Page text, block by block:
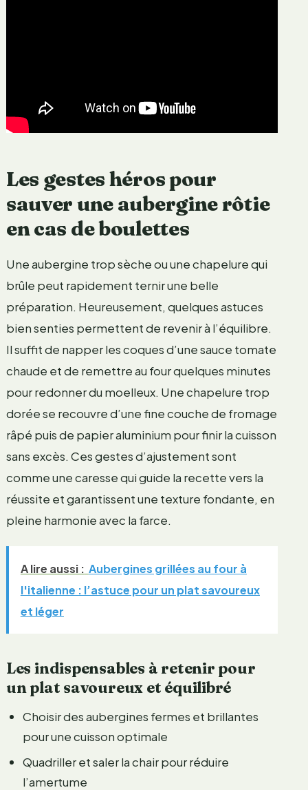
Les gestes héros pour
sauver une aubergine rôtie
en cas de boulettes
Une aubergine trop sèche ou une chapelure qui
brûle peut rapidement ternir une belle
préparation. Heureusement, quelques astuces
bien senties permettent de revenir à l’équilibre.
Il suffit de napper les coques d’une sauce tomate
chaude et de remettre au four quelques minutes
pour redonner du moelleux. Une chapelure trop
dorée se recouvre d’une fine couche de fromage
râpé puis de papier aluminium pour finir la cuisson
sans excès. Ces gestes d’ajustement sont
comme une caresse qui guide la recette vers la
réussite et garantissent une texture fondante, en
pleine harmonie avec la farce.
A lire aussi : Aubergines grillées au four à
l'italienne : l’astuce pour un plat savoureux
et léger
Les indispensables à retenir pour
un plat savoureux et équilibré
Choisir des aubergines fermes et brillantes
pour une cuisson optimale
Quadriller et saler la chair pour réduire
l’amertume